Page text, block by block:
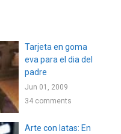
Tarjeta en goma
eva para el dia del
padre
Jun 01, 2009
34 comments
Arte con latas: En